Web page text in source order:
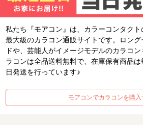
私たち『モアコン』は、カラーコンタク
最大級のカラコン通販サイトです。ロン
ドや、芸能人がイメージモデルのカラコ
ラコンは全品送料無料で、在庫保有商品
日発送を行っています♪
モアコンでカラコンを購